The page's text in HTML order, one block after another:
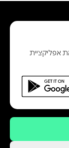
אפליקציית